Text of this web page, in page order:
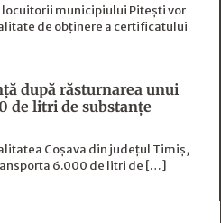
municipiului Pitești vor
de obținere a certificatului
după răsturnarea unui
de litri de substanțe
Coșava din județul Timiș,
6.000 de litri de […]